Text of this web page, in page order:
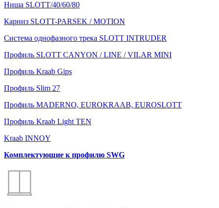
Ниша SLOTT/40/60/80
Карниз SLOTT-PARSEK / MOTION
Система однофазного трека SLOTT INTRUDER
Профиль SLOTT CANYON / LINE / VILAR MINI
Профиль Kraab Gips
Профиль Slim 27
Профиль MADERNO, EUROKRAAB, EUROSLOTT
Профиль Kraab Light TEN
Kraab INNOY
Комплектующие к профилю SWG